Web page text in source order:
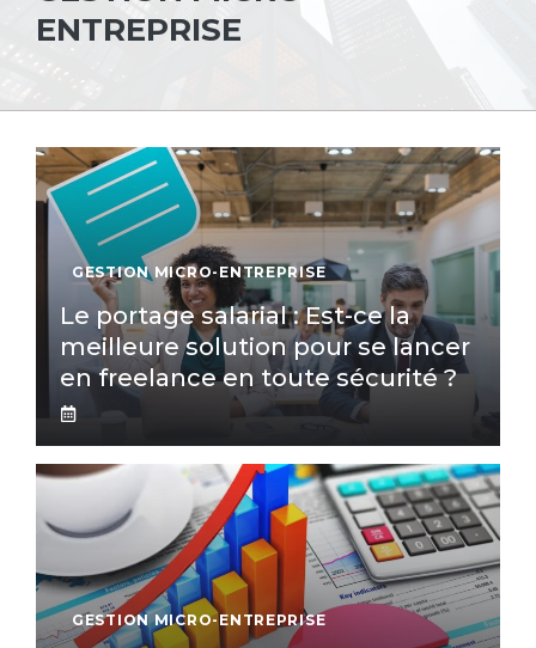
ENTREPRISE
GESTION MICRO-ENTREPRISE
Le portage salarial : Est-ce la
meilleure solution pour se lancer
en freelance en toute sécurité ?
GESTION MICRO-ENTREPRISE